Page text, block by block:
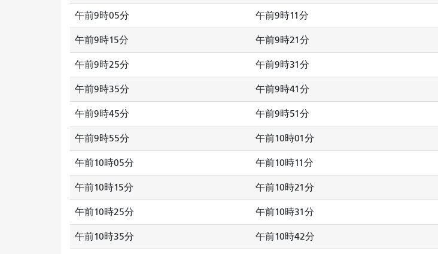
午前9時05分 午前9時11分
午前9時15分 午前9時21分
午前9時25分 午前9時31分
午前9時35分 午前9時41分
午前9時45分 午前9時51分
午前9時55分 午前10時01分
午前10時05分 午前10時11分
午前10時15分 午前10時21分
午前10時25分 午前10時31分
午前10時35分 午前10時42分